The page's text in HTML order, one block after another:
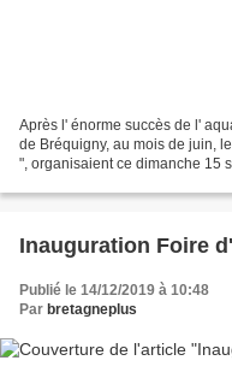
Après l' énorme succès de l'
de Bréquigny, au mois de juin,
", organisaient ce dimanche 15
Inauguration Foire
Publié le 14/12/2019 à 10:48
Par bretagneplus